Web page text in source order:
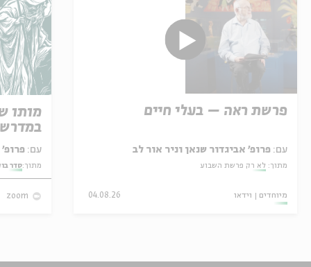
פרשת ראה – בעלי חיים
עם: פרופ' אביגדור שנאן וניר אור לב
מתוך: לא רק פרשת השבוע
מיוחדים וידאו 04.08.26
מותו
עם: פרופ' אביגדור שנאן
מתוך:סדר
zoom